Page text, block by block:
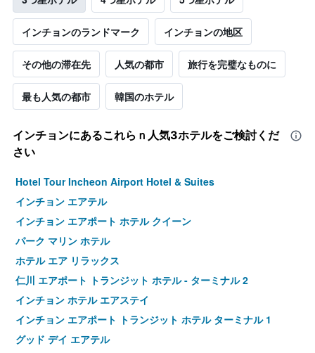
インチョンのランドマーク インチョンの地区
その他の滞在先 人気の都市 旅行を完璧なものに
最も人気の都市 韓国のホテル
インチョン​にあるこれらｎ人気3ホテルをご検討くだ
さい
Hotel Tour Incheon Airport Hotel & Suites
インチョン エアテル
インチョン エアポート ホテル クイーン
パーク マリン ホテル
ホテル エア リラックス
仁川 エアポート トランジット ホテル - ターミナル 2
インチョン ホテル エアステイ
インチョン エアポート トランジット ホテル ターミナル 1
グッド デイ エアテル